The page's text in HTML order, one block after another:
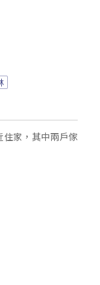
住家，其中兩戶傢